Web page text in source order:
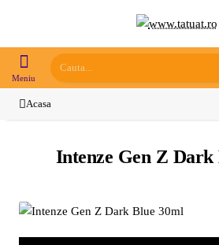
Cauta...
Intenze Gen Z Dark
* poza este informativa